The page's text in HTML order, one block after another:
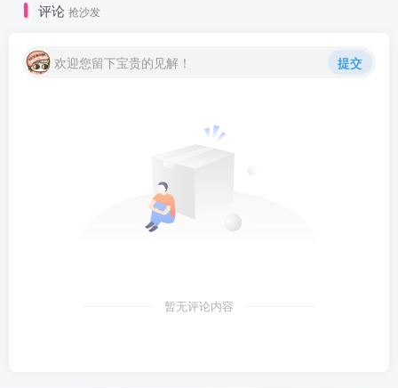
评论 抢沙发
欢迎您留下宝贵的见解！ 提交
暂无评论内容